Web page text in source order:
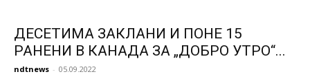
ДЕСЕТИМА ЗАКЛАНИ И ПОНЕ 15
РАНЕНИ В КАНАДА ЗА „ДОБРО УТРО“...
ndtnews - 05.09.2022